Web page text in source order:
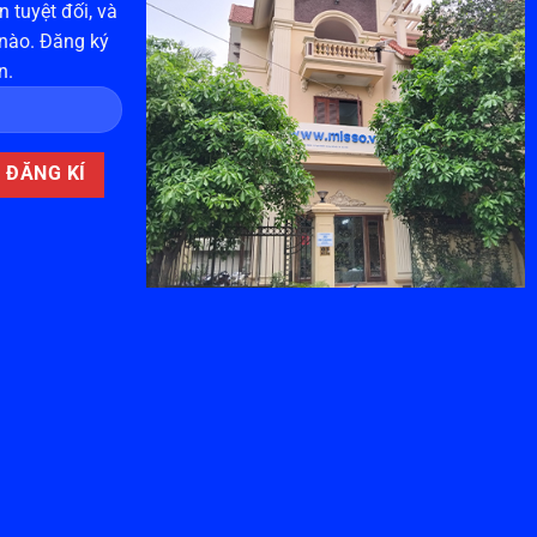
tuyệt đối, và
Đăng ký